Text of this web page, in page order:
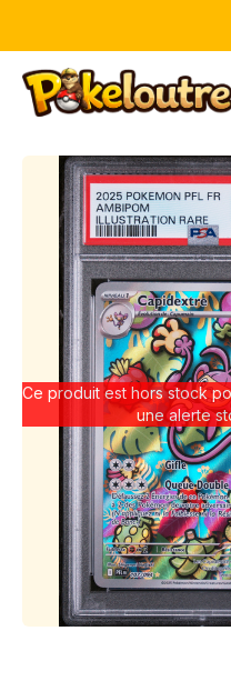
Ce produit est hors stock
une alerte